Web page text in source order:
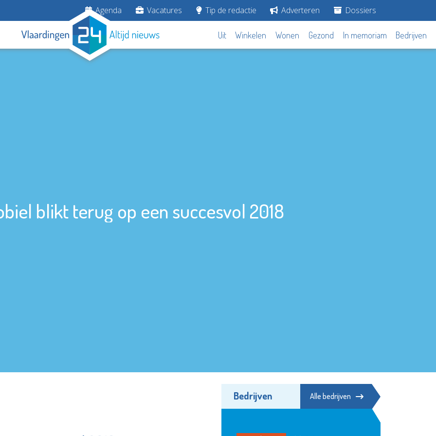
Agenda Vacatures Tip de redactie Adverteren Dossiers
Uit Winkelen Wonen Gezond In memoriam Bedrijven
blikt terug op een succesvol 2018
Bedrijven Alle bedrijven